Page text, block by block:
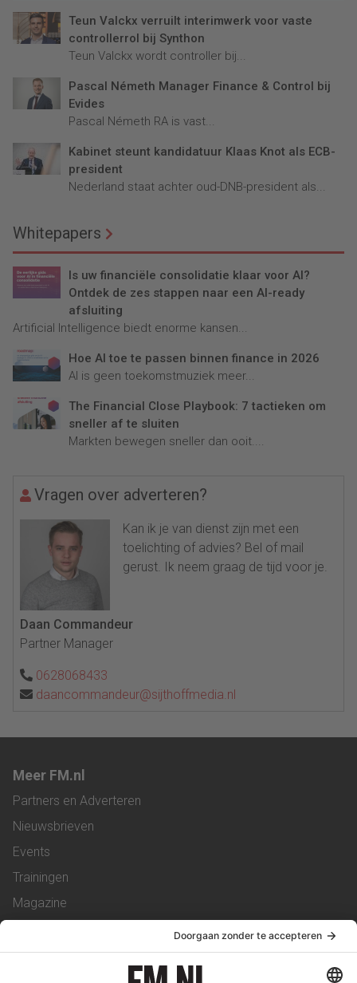
Teun Valckx verruilt interimwerk voor vaste
controllerrol bij Synthon
Teun Valckx wordt controller bij...
Pascal Németh Manager Finance & Control bij
Evides
Pascal Németh RA is vast...
Kabinet steunt kandidatuur Klaas Knot als ECB-
president
Nederland staat achter oud-DNB-president als...
Whitepapers
Is uw financiële consolidatie klaar voor AI?
Ontdek de zes stappen naar een AI-ready
afsluiting
Artificial Intelligence biedt enorme kansen...
Hoe AI toe te passen binnen finance in 2026
AI is geen toekomstmuziek meer...
The Financial Close Playbook: 7 tactieken om
sneller af te sluiten
Markten bewegen sneller dan ooit....
Vragen over adverteren?
Kan ik je van dienst zijn met een
toelichting of advies? Bel of mail
gerust. Ik neem graag de tijd voor je.
Daan Commandeur
Partner Manager
0628068433
daancommandeur@sijthoffmedia.nl
Meer FM.nl
Partners en Adverteren
Nieuwsbrieven
Events
Trainingen
Magazine
Service & Contact